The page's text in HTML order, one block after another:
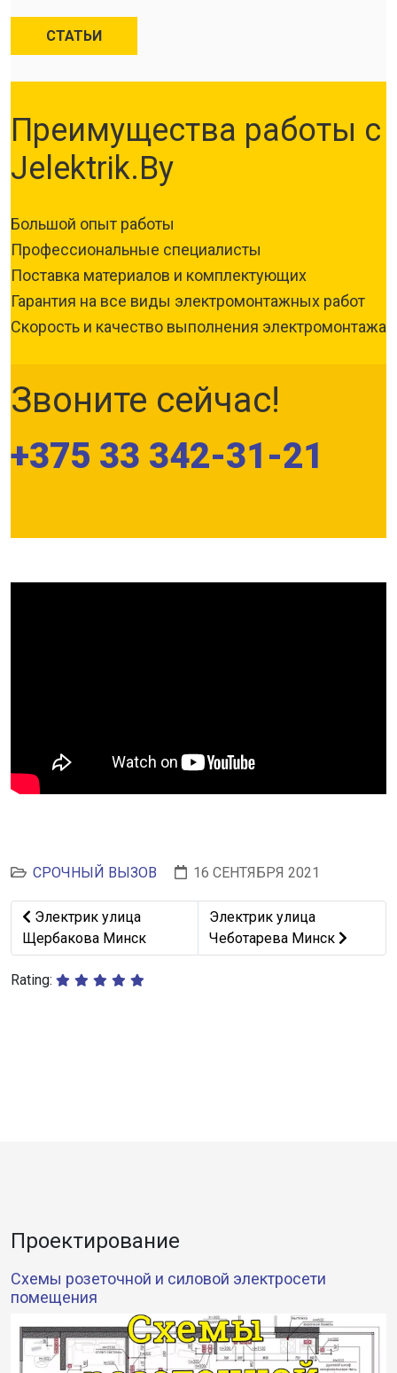
СТАТЬИ
Преимущества работы с
Jelektrik.By
Большой опыт работы
Профессиональные специалисты
Поставка материалов и комплектующих
Гарантия на все виды электромонтажных работ
Скорость и качество выполнения электромонтажа
Звоните сейчас!
+375 33 342-31-21
СРОЧНЫЙ ВЫЗОВ 16 СЕНТЯБРЯ 2021
Предыдущий: Электрик улица Щербакова Минск
Электрик улица
Щербакова Минск
Следующий: Электрик
Электрик улица
Чеботарева Минск
Rating:
Проектирование
Cхемы розеточной и силовой электросети
помещения